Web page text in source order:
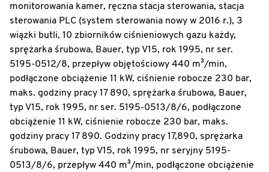
monitorowania kamer, ręczna stacja sterowania, stacja
sterowania PLC (system sterowania nowy w 2016 r.), 3
wiązki butli, 10 zbiorników ciśnieniowych gazu każdy,
sprężarka śrubowa, Bauer, typ V15, rok 1995, nr ser.
5195-0512/8, przepływ objętościowy 440 m³/min,
podłączone obciążenie 11 kW, ciśnienie robocze 230 bar,
maks. godziny pracy 17 890, sprężarka śrubowa, Bauer,
typ V15, rok 1995, nr ser. 5195-0513/8/6, podłączone
obciążenie 11 kW, ciśnienie robocze 230 bar, maks.
godziny pracy 17 890. Godziny pracy 17,890, sprężarka
śrubowa, Bauer, typ V15, rok 1995, nr seryjny 5195-
0513/8/6, przepływ 440 m³/min, podłączone obciążenie